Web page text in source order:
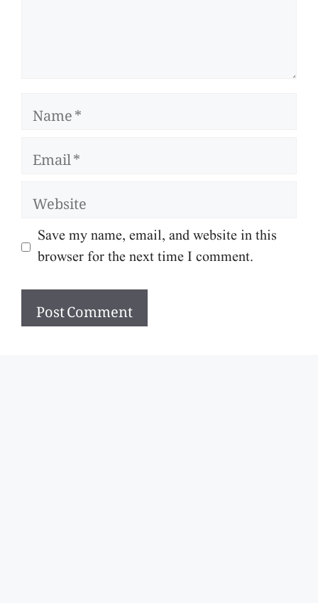
Save my name, email, and website in this
browser for the next time I comment.